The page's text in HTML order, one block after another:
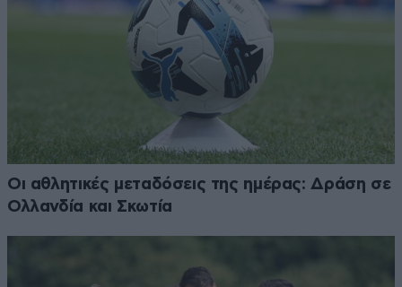
Οι αθλητικές μεταδόσεις της ημέρας: Δράση σε
Ολλανδία και Σκωτία